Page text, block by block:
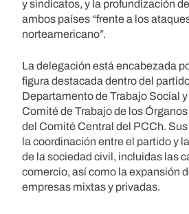
y sindicatos, y la profundización
ambos países “frente a los
norteamericano”.
La delegación está encabezada
figura destacada dentro del
Departamento de Trabajo Social
Comité de Trabajo de los
del Comité Central del PCCh.
la coordinación entre el partido y
de la sociedad civil, incluidas las
comercio, así como la expansión
empresas mixtas y privadas.